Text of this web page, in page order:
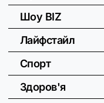
Шоу BIZ
Лайфстайл
Спорт
Здоров'я